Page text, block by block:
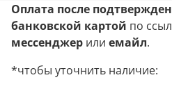
Оплата после
банковской картой по
мессенджер или емайл.
*чтобы уточнить наличие: